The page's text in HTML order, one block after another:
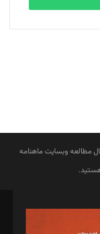
مطالعه وبسایت ماهنامه